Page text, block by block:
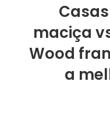
maciça
Wood
a